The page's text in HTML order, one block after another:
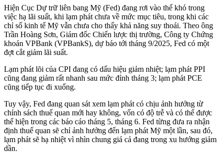
Hiện Cục Dự trữ liên bang Mỹ (Fed) đang rơi vào thế khó trong
việc hạ lãi suất, khi lạm phát chưa về mức mục tiêu, trong khi các
chỉ số kinh tế Mỹ vẫn chưa cho thấy khả năng suy thoái. Theo ông
Trần Hoàng Sơn, Giám đốc Chiến lược thị trường, Công ty Chứng
khoán VPBank (VPBankS), dự báo tới tháng 9/2025, Fed có một
đợt cắt giảm lãi suất.
Lạm phát lõi của CPI đang có dấu hiệu giảm nhiệt; lạm phát PPI
cũng đang giảm rất nhanh sau mức đỉnh tháng 3; lạm phát PCE
cũng tiếp tục đi xuống.
Tuy vậy, Fed đang quan sát xem lạm phát có chịu ảnh hưởng từ
chính sách thuế quan mới hay không, vốn có độ trễ và có thể được
thể hiện trong các báo cáo tháng 5, tháng 6. Fed từng đưa ra nhận
định thuế quan sẽ chỉ ảnh hưởng đến lạm phát Mỹ một lần, sau đó,
lạm phát sẽ hạ nhiệt vì nhìn chung giá cả đang trong xu hướng giảm
dần.